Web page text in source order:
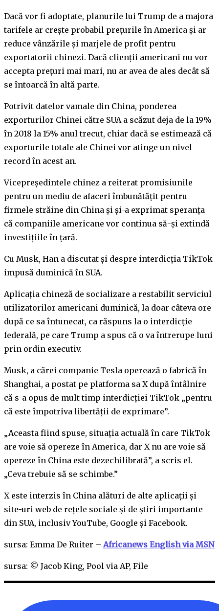
Dacă vor fi adoptate, planurile lui Trump de a majora
tarifele ar crește probabil prețurile în America și ar
reduce vânzările și marjele de profit pentru
exportatorii chinezi. Dacă clienții americani nu vor
accepta prețuri mai mari, nu ar avea de ales decât să
se întoarcă în altă parte.
Potrivit datelor vamale din China, ponderea
exporturilor Chinei către SUA a scăzut deja de la 19%
în 2018 la 15% anul trecut, chiar dacă se estimează că
exporturile totale ale Chinei vor atinge un nivel
record în acest an.
Vicepreședintele chinez a reiterat promisiunile
pentru un mediu de afaceri îmbunătățit pentru
firmele străine din China și și-a exprimat speranța
că companiile americane vor continua să-și extindă
investițiile în țară.
Cu Musk, Han a discutat și despre interdicția TikTok
impusă duminică în SUA.
Aplicația chineză de socializare a restabilit serviciul
utilizatorilor americani duminică, la doar câteva ore
după ce sa întunecat, ca răspuns la o interdicție
federală, pe care Trump a spus că o va întrerupe luni
prin ordin executiv.
Musk, a cărei companie Tesla operează o fabrică în
Shanghai, a postat pe platforma sa X după întâlnire
că s-a opus de mult timp interdicției TikTok „pentru
că este împotriva libertății de exprimare”.
„Aceasta fiind spuse, situația actuală în care TikTok
are voie să opereze în America, dar X nu are voie să
opereze în China este dezechilibrată”, a scris el.
„Ceva trebuie să se schimbe.”
X este interzis în China alături de alte aplicații și
site-uri web de rețele sociale și de știri importante
din SUA, inclusiv YouTube, Google și Facebook.
sursa: Emma De Ruiter – Africanews English via MSN
sursa: © Jacob King, Pool via AP, File